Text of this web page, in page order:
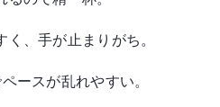
、手が止まりがち。
ースが乱れやすい。